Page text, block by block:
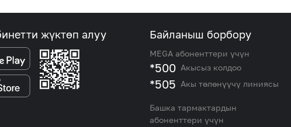
жүктөп алуу Байланыш борбору
MEGA абоненттери үчүн
*500 Акысыз колдоо
*505 Акы төлөнүүчү линиясы
Башка тармактардын
абоненттери үчүн